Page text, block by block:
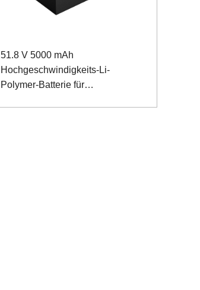
51.8 V 5000 mAh
Hochgeschwindigkeits-Li-
Polymer-Batterie für